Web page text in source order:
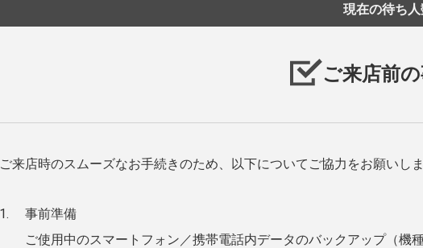
現在の待ち人
ご来店前
ご来店時のスムーズなお手続きのため、以下についてご協力をお願いしま
事前準備
ご使用中のスマートフォン／携帯電話内データのバックアップ（機